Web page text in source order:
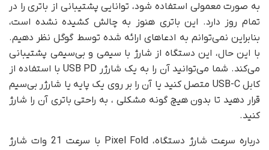
به صورت معمولی استفاده شود، توانایی پشتیبانی از باتری را در
تمام روز دارد. این باتری هنوز به چالش کشیده نشده است،
بنابراین نمی‌توانم به ادعاهای ارائه شده توسط گوگل نظر دهیم.
با این حال، این دستگاه از شارژ با سیمی و بی‌سیمی پشتیبانی
می‌کند. شما می‌توانید آن را به یک شارژر USB PD با استفاده از
کابل USB-C متصل کنید یا آن را بر روی یک پایه یا شارژر بی‌سیم
قرار دهید تا بدون هیچ گونه مشکلی ، به راحتی باتری آن را شارژ
کنید.
درباره سرعت شارژ دستگاه، Pixel Fold با سرعت 21 وات شارژ